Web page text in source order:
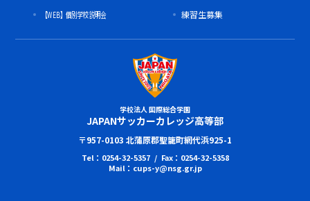
【WEB】個別学校説明会
練習生募集
学校法人 国際総合学園
JAPANサッカーカレッジ高等部
〒957-0103 北蒲原郡聖籠町網代浜925-1
Tel：0254-32-5357 / Fax：0254-32-5358
Mail：cups-y@nsg.gr.jp